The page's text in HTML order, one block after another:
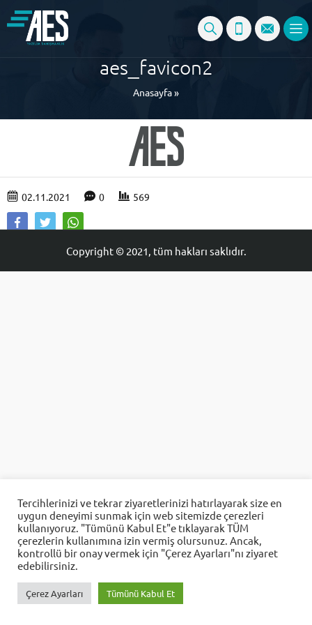
aes_favicon2
Anasayfa»
02.11.2021 0 569
Copyright © 2021, tüm hakları saklıdır.
Cevap Yaz
Tercihlerinizi ve tekrar ziyaretlerinizi hatırlayarak size en
uygun deneyimi sunmak için web sitemizde çerezleri
kullanıyoruz. "Tümünü Kabul Et"e tıklayarak TÜM
çerezlerin kullanımına izin vermiş olursunuz. Ancak,
kontrollü bir onay vermek için "Çerez Ayarları"nı ziyaret
edebilirsiniz.
Çerez Ayarları Tümünü Kabul Et